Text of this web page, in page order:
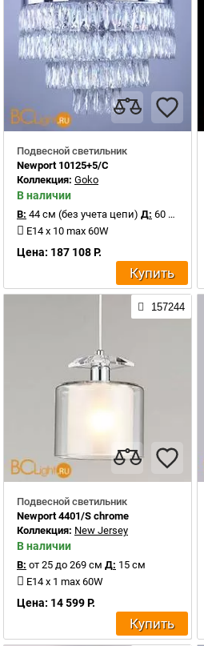
Подвесной светильник
Newport 10125+5/C
Коллекция: Goko
В наличии
В: 44 см (без учета цепи) Д: 60 см
E14 x 10 max 60W
Цена: 187 108 Р.
Купить
157244
Подвесной светильник
Newport 4401/S chrome
Коллекция: New Jersey
В наличии
В: от 25 до 269 см Д: 15 см
E14 x 1 max 60W
Цена: 14 599 Р.
Купить